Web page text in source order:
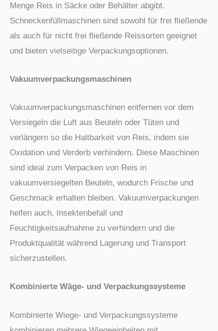
Menge Reis in Säcke oder Behälter abgibt.
Schneckenfüllmaschinen sind sowohl für frei fließende
als auch für nicht frei fließende Reissorten geeignet
und bieten vielseitige Verpackungsoptionen.
Vakuumverpackungsmaschinen
Vakuumverpackungsmaschinen entfernen vor dem
Versiegeln die Luft aus Beuteln oder Tüten und
verlängern so die Haltbarkeit von Reis, indem sie
Oxidation und Verderb verhindern. Diese Maschinen
sind ideal zum Verpacken von Reis in
vakuumversiegelten Beuteln, wodurch Frische und
Geschmack erhalten bleiben. Vakuumverpackungen
helfen auch, Insektenbefall und
Feuchtigkeitsaufnahme zu verhindern und die
Produktqualität während Lagerung und Transport
sicherzustellen.
Kombinierte Wäge- und Verpackungssysteme
Kombinierte Wiege- und Verpackungssysteme